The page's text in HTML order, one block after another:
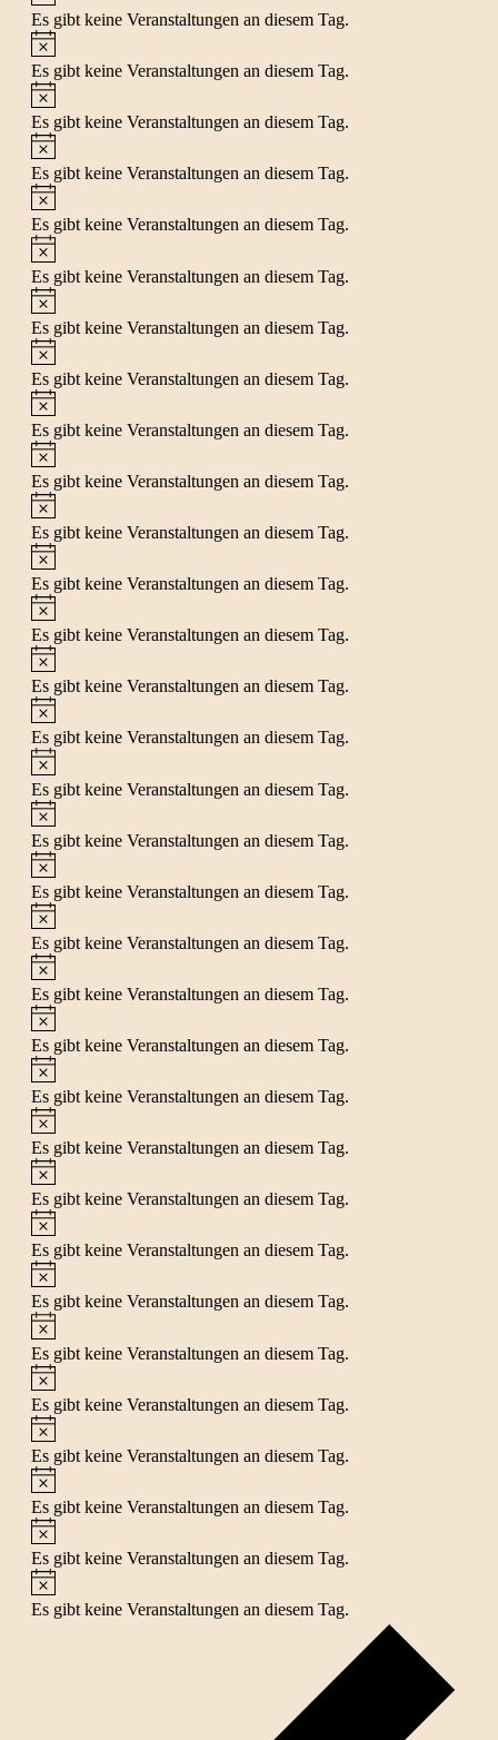
Es gibt keine Veranstaltungen an diesem Tag.
Hinweis
Es gibt keine Veranstaltungen an diesem Tag.
Hinweis
Es gibt keine Veranstaltungen an diesem Tag.
Hinweis
Es gibt keine Veranstaltungen an diesem Tag.
Hinweis
Es gibt keine Veranstaltungen an diesem Tag.
Hinweis
Es gibt keine Veranstaltungen an diesem Tag.
Hinweis
Es gibt keine Veranstaltungen an diesem Tag.
Hinweis
Es gibt keine Veranstaltungen an diesem Tag.
Hinweis
Es gibt keine Veranstaltungen an diesem Tag.
Hinweis
Es gibt keine Veranstaltungen an diesem Tag.
Hinweis
Es gibt keine Veranstaltungen an diesem Tag.
Hinweis
Es gibt keine Veranstaltungen an diesem Tag.
Hinweis
Es gibt keine Veranstaltungen an diesem Tag.
Hinweis
Es gibt keine Veranstaltungen an diesem Tag.
Hinweis
Es gibt keine Veranstaltungen an diesem Tag.
Hinweis
Es gibt keine Veranstaltungen an diesem Tag.
Hinweis
Es gibt keine Veranstaltungen an diesem Tag.
Hinweis
Es gibt keine Veranstaltungen an diesem Tag.
Hinweis
Es gibt keine Veranstaltungen an diesem Tag.
Hinweis
Es gibt keine Veranstaltungen an diesem Tag.
Hinweis
Es gibt keine Veranstaltungen an diesem Tag.
Hinweis
Es gibt keine Veranstaltungen an diesem Tag.
Hinweis
Es gibt keine Veranstaltungen an diesem Tag.
Hinweis
Es gibt keine Veranstaltungen an diesem Tag.
Hinweis
Es gibt keine Veranstaltungen an diesem Tag.
Hinweis
Es gibt keine Veranstaltungen an diesem Tag.
Hinweis
Es gibt keine Veranstaltungen an diesem Tag.
Hinweis
Es gibt keine Veranstaltungen an diesem Tag.
Hinweis
Es gibt keine Veranstaltungen an diesem Tag.
Hinweis
Es gibt keine Veranstaltungen an diesem Tag.
Hinweis
Es gibt keine Veranstaltungen an diesem Tag.
Hinweis
Es gibt keine Veranstaltungen an diesem Tag.